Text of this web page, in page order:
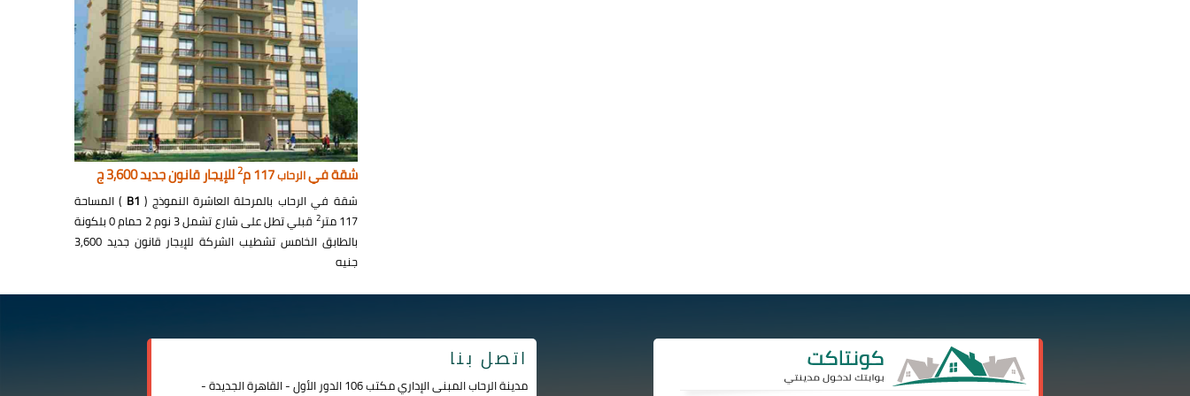
شقة فيالرحاب117 م 2للإيجار قانون جديد 3,600 ج
شقة في الرحاب بالمرحلة العاشرة النموذج ( B1 ) المساحة
117 متر
2
قبلي تطل على شارع تشمل 3 نوم 2 حمام 0 بلكونة
بالطابق الخامس تشطيب الشركة للإيجار قانون جديد 3,600
جنيه
اتصل بنا
مدينة الرحاب المبنى الإداري مكتب 106 الدور الأول - القاهرة الجديدة -